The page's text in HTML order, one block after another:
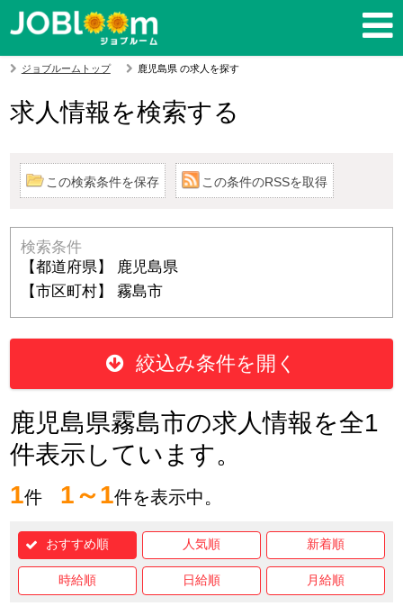
ジョブルームトップ 鹿児島県 の求人を探す
求人情報を検索する
この検索条件を保存 この条件のRSSを取得
検索条件
【都道府県】 鹿児島県
【市区町村】 霧島市
絞込み条件を開く
鹿児島県霧島市の求人情報を全1
件表示しています。
1件 1～1件を表示中。
おすすめ順 人気順 新着順
時給順 日給順 月給順